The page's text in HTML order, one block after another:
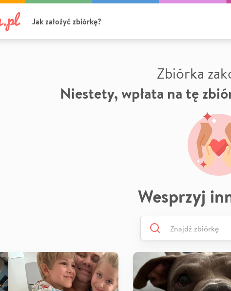
Jak założyć zbiórkę?
Zbiórka
Niestety, wpłata na tę
Wesprzyj